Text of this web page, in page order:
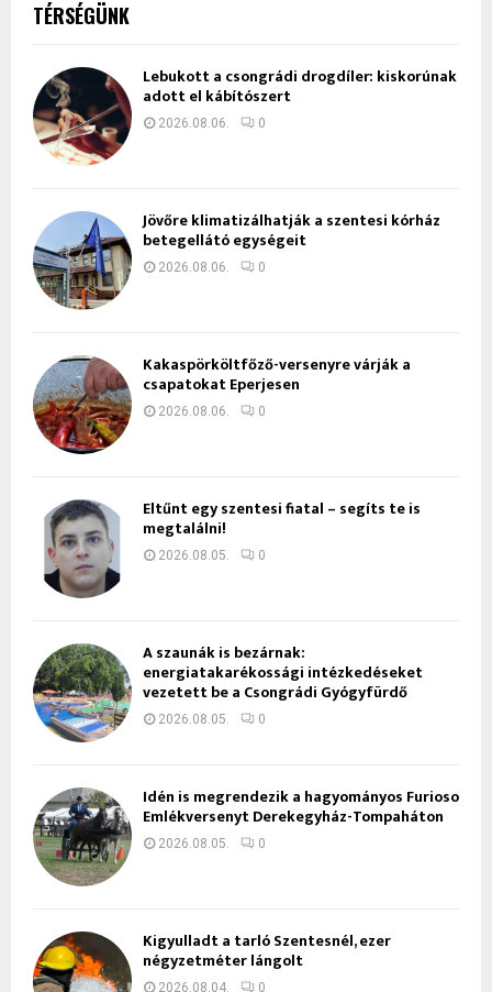
TÉRSÉGÜNK
Lebukott a csongrádi drogdíler: kiskorúnak
adott el kábítószert
2026.08.06. 0
Jövőre klimatizálhatják a szentesi kórház
betegellátó egységeit
2026.08.06. 0
Kakaspörköltfőző-versenyre várják a
csapatokat Eperjesen
2026.08.06. 0
Eltűnt egy szentesi fiatal – segíts te is
megtalálni!
2026.08.05. 0
A szaunák is bezárnak:
energiatakarékossági intézkedéseket
vezetett be a Csongrádi Gyógyfürdő
2026.08.05. 0
Idén is megrendezik a hagyományos Furioso
Emlékversenyt Derekegyház-Tompaháton
2026.08.05. 0
Kigyulladt a tarló Szentesnél, ezer
négyzetméter lángolt
2026.08.04. 0